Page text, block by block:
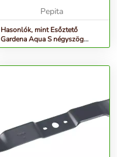
Pepita
Hasonlók, mint Esőztető
Gardena Aqua S négyszög
esőztető, max: 220 m2, basic